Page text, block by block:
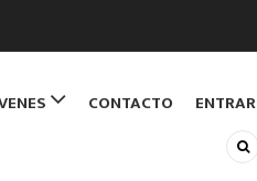
CONTACTO ENTRAR